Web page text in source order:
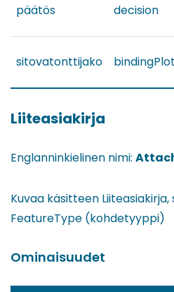
päätös decision
sitovatonttijako
Liiteasiakirja
Englanninkielinen nimi:
Kuvaa käsitteen
FeatureType (kohdetyyppi)
Ominaisuudet